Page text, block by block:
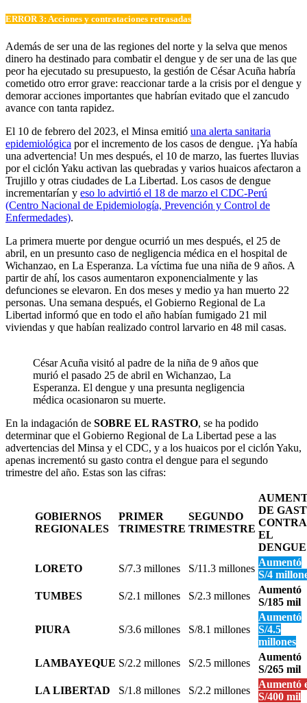
ERROR 3: Acciones y contrataciones retrasadas
Además de ser una de las regiones del norte y la selva que menos
dinero ha destinado para combatir el dengue y de ser una de las que
peor ha ejecutado su presupuesto, la gestión de César Acuña habría
cometido otro error grave: reaccionar tarde a la crisis por el dengue y
demorar acciones importantes que habrían evitado que el zancudo
avance con tanta rapidez.
El 10 de febrero del 2023, el Minsa emitió una alerta sanitaria
epidemiológica por el incremento de los casos de dengue. ¡Ya había
una advertencia! Un mes después, el 10 de marzo, las fuertes lluvias
por el ciclón Yaku activan las quebradas y varios huaicos afectaron a
Trujillo y otras ciudades de La Libertad. Los casos de dengue
incrementarían y eso lo advirtió el 18 de marzo el CDC-Perú
(Centro Nacional de Epidemiología, Prevención y Control de
Enfermedades).
La primera muerte por dengue ocurrió un mes después, el 25 de
abril, en un presunto caso de negligencia médica en el hospital de
Wichanzao, en La Esperanza. La víctima fue una niña de 9 años. A
partir de ahí, los casos aumentaron exponencialmente y las
defunciones se elevaron. En dos meses y medio ya han muerto 22
personas. Una semana después, el Gobierno Regional de La
Libertad informó que en todo el año habían fumigado 21 mil
viviendas y que habían realizado control larvario en 48 mil casas.
César Acuña visitó al padre de la niña de 9 años que
murió el pasado 25 de abril en Wichanzao, La
Esperanza. El dengue y una presunta negligencia
médica ocasionaron su muerte.
En la indagación de SOBRE EL RASTRO, se ha podido
determinar que el Gobierno Regional de La Libertad pese a las
advertencias del Minsa y el CDC, y a los huaicos por el ciclón Yaku,
apenas incrementó su gasto contra el dengue para el segundo
trimestre del año. Estas son las cifras:
GOBIERNOS
REGIONALES
PRIMER
TRIMESTRE
SEGUNDO
TRIMESTRE
DE
CONTRA
EL
DENGUE
LORETO
S/7.3 millones S/11.3 millones
Aumentó
S/4
TUMBES
S/2.1 millones S/2.3 millones
Aumentó
S/185 mil
PIURA S/3.6 millones S/8.1 millones
Aumentó
S/4.5
millones
LAMBAYEQUE S/2.2 millones S/2.5 millones
Aumentó
S/265 mil
LA LIBERTAD
S/1.8 millones S/2.2 millones
Aumentó
S/400 mil